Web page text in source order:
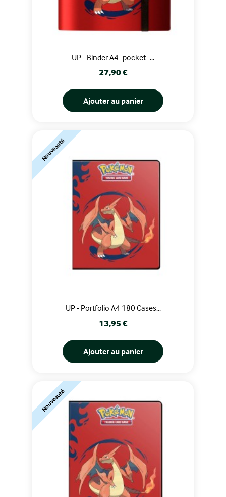
UP - Binder A4 -pocket -...
Prix
27,90 €
Ajouter au panier
UP - Portfolio A4 180 Cases...
Prix
13,95 €
Ajouter au panier
Nouveauté
Nouveauté